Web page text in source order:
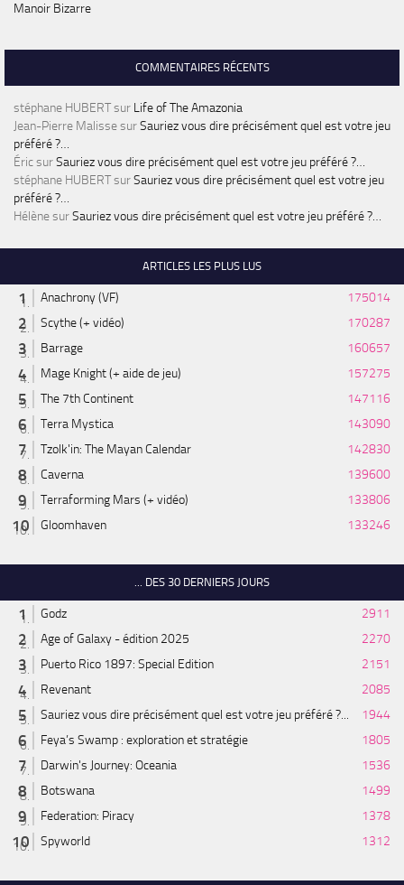
Manoir Bizarre
COMMENTAIRES RÉCENTS
stéphane HUBERTsur Life of The Amazonia
Jean-Pierre MalissesurSauriez vous dire précisément quel est votre jeu
préféré ?…
ÉricsurSauriez vous dire précisément quel est votre jeu préféré ?…
stéphane HUBERTsurSauriez vous dire précisément quel est votre jeu
préféré ?…
HélènesurSauriez vous dire précisément quel est votre jeu préféré ?…
ARTICLES LES PLUS LUS
Anachrony (VF)
175014
Scythe (+ vidéo)
170287
Barrage
160657
Mage Knight (+ aide de jeu)
157275
The 7th Continent
147116
Terra Mystica
143090
Tzolk'in: The Mayan Calendar
142830
Caverna
139600
Terraforming Mars (+ vidéo)
133806
Gloomhaven
133246
... DES 30 DERNIERS JOURS
Godz
2911
Age of Galaxy - édition 2025
2270
Puerto Rico 1897: Special Edition
2151
Revenant
2085
Sauriez vous dire précisément quel est votre jeu préféré ?...
1944
Feya’s Swamp : exploration et stratégie
1805
Darwin's Journey: Oceania
1536
Botswana
1499
Federation: Piracy
1378
Spyworld
1312